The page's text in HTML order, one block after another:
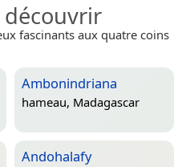
découvrir
fascinants aux quatre coins
Ambonindriana
hameau, Madagascar
Andohalafy